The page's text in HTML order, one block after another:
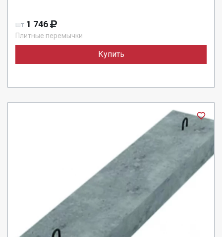
шт 1 746
Плитные перемычки
Купить